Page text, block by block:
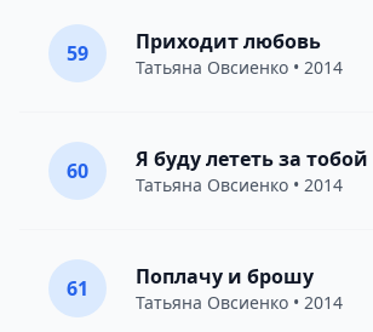
59 Приходит любовь
Татьяна Овсиенко • 2014
60 Я буду лететь за тобой
Татьяна Овсиенко • 2014
61 Поплачу и брошу
Татьяна Овсиенко • 2014